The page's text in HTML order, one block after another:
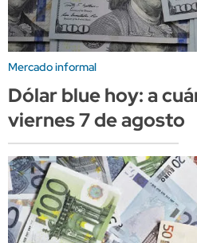
Mercado informal
Dólar blue hoy: a
viernes 7 de agosto